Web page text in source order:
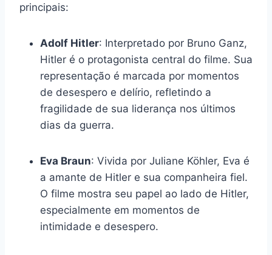
principais:
Adolf Hitler: Interpretado por Bruno Ganz,
Hitler é o protagonista central do filme. Sua
representação é marcada por momentos
de desespero e delírio, refletindo a
fragilidade de sua liderança nos últimos
dias da guerra.
Eva Braun: Vivida por Juliane Köhler, Eva é
a amante de Hitler e sua companheira fiel.
O filme mostra seu papel ao lado de Hitler,
especialmente em momentos de
intimidade e desespero.